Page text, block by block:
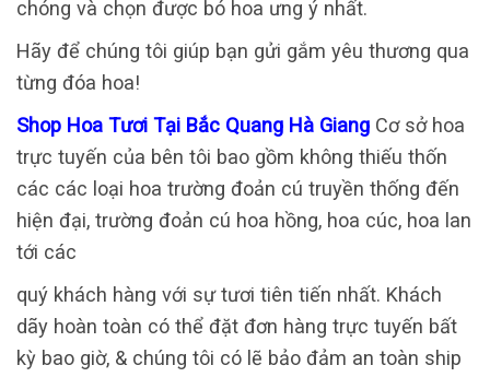
chóng và chọn được bó hoa ưng ý nhất.
Hãy để chúng tôi giúp bạn gửi gắm yêu thương qua
từng đóa hoa!
Shop Hoa Tươi Tại Bắc Quang Hà Giang Cơ sở hoa
trực tuyến của bên tôi bao gồm không thiếu thốn
các các loại hoa trường đoản cú truyền thống đến
hiện đại, trường đoản cú hoa hồng, hoa cúc, hoa lan
tới các
quý khách hàng với sự tươi tiên tiến nhất. Khách
dãy hoàn toàn có thể đặt đơn hàng trực tuyến bất
kỳ bao giờ, & chúng tôi có lẽ bảo đảm an toàn ship